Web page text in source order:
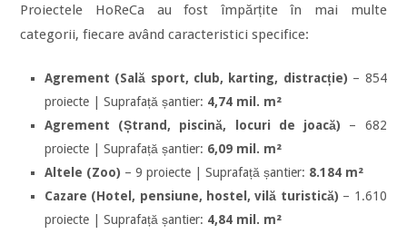
Proiectele HoReCa au fost împărțite în mai multe
categorii, fiecare având caracteristici specifice:
Agrement (Sală sport, club, karting, distracție) – 854
proiecte | Suprafață șantier: 4,74 mil. m²
Agrement (Ștrand, piscină, locuri de joacă) – 682
proiecte | Suprafață șantier: 6,09 mil. m²
Altele (Zoo) – 9 proiecte | Suprafață șantier: 8.184 m²
Cazare (Hotel, pensiune, hostel, vilă turistică) – 1.610
proiecte | Suprafață șantier: 4,84 mil. m²